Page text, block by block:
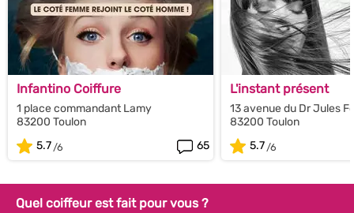
Infantino Coiffure
1 place commandant Lamy
83200 Toulon
5.7
65
L'instant présent
13 avenue du Dr Jules
83200 Toulon
5.7
Quel coiffeur est fait pour vous ?